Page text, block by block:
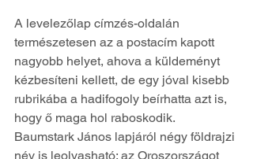
A levelezőlap címzés-oldalán
természetesen az a postacím kapott
nagyobb helyet, ahova a küldeményt
kézbesíteni kellett, de egy jóval kisebb
rubrikába a hadifogoly beírhatta azt is,
hogy ő maga hol raboskodik.
Baumstark János lapjáról négy földrajzi
név is leolvasható: az Oroszországot